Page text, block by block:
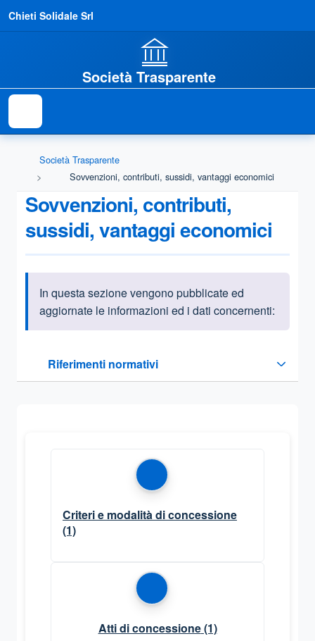
Chieti Solidale Srl
Società Trasparente
Società Trasparente
Sovvenzioni, contributi, sussidi, vantaggi economici
Sovvenzioni, contributi,
sussidi, vantaggi economici
Informazioni introduttive
In questa sezione vengono pubblicate ed
aggiornate le informazioni ed i dati concernenti:
Riferimenti normativi
Sezione compressa
Criteri e modalità di concessione
(1)
Atti di concessione(1)